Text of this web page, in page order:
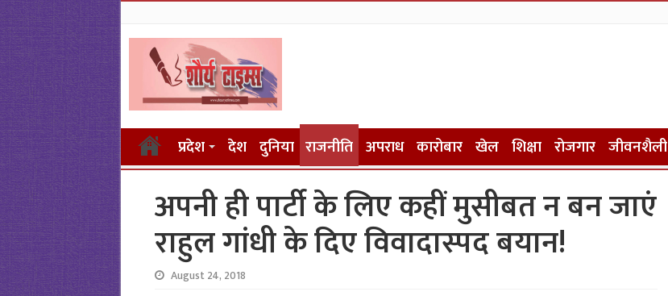
प्रदेश देश दुनिया राजनीति अपराध कारोबार खेल शिक्षा रोजगार जीवनशैली
अपनी ही पार्टी के लिए कहीं मुसीबत न बन जाएं
राहुल गांधी के दिए विवादास्‍पद बयान!
August 24, 2018